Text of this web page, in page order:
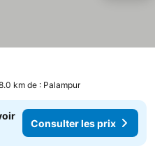
km de : Palampur
Consulter les prix